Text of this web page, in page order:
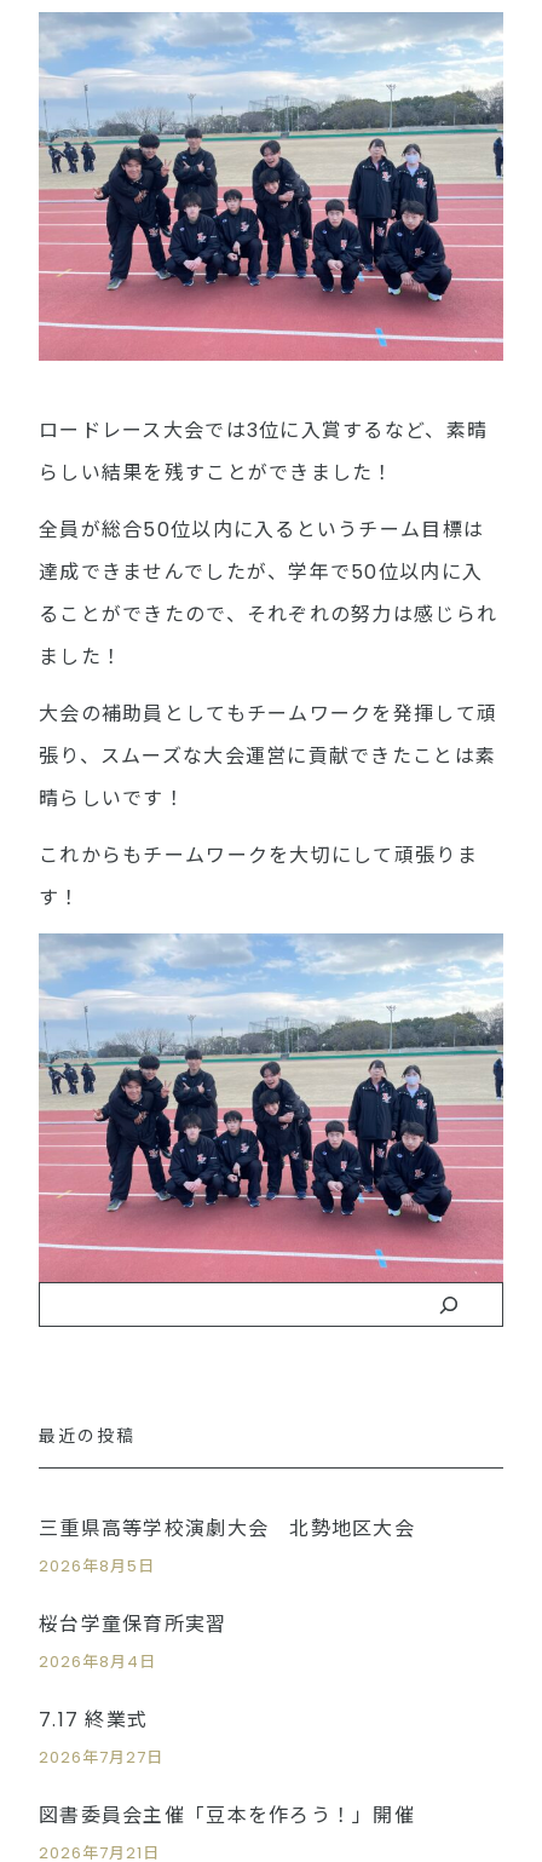
ロードレース大会では3位に入賞するなど、素晴
らしい結果を残すことができました！
全員が総合50位以内に入るというチーム目標は
達成できませんでしたが、学年で50位以内に入
ることができたので、それぞれの努力は感じられ
ました！
大会の補助員としてもチームワークを発揮して頑
張り、スムーズな大会運営に貢献できたことは素
晴らしいです！
これからもチームワークを大切にして頑張りま
す！
最近の投稿
三重県高等学校演劇大会 北勢地区大会
2026年8月5日
桜台学童保育所実習
2026年8月4日
7.17 終業式
2026年7月27日
図書委員会主催「豆本を作ろう！」開催
2026年7月21日